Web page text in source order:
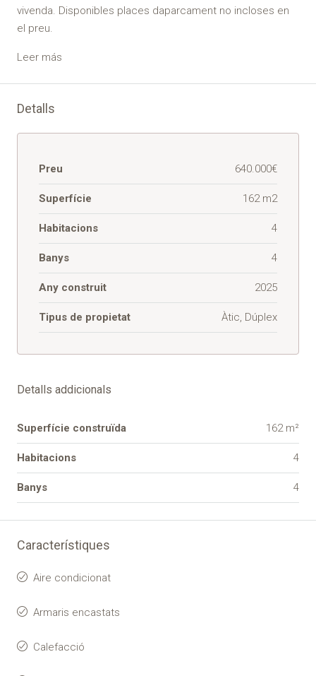
vivenda. Disponibles places daparcament no incloses en
el preu.
Leer más
Detalls
Preu 640.000€
Superfície 162 m2
Habitacions 4
Banys 4
Any construit 2025
Tipus de propietat Àtic, Dúplex
Detalls addicionals
Superfície construïda 162 m²
Habitacions 4
Banys 4
Característiques
Aire condicionat
Armaris encastats
Calefacció